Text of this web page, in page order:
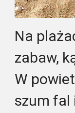
Na
zabaw,
W
szum fal